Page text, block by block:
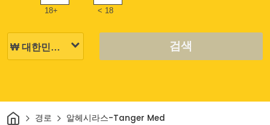
18+ < 18
검색
집 경로 알헤시라스-Tanger Med